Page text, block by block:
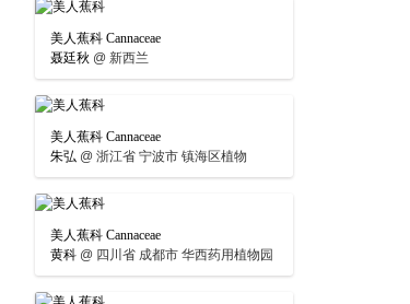
美人蕉科 Cannaceae
聂廷秋 @ 新西兰
美人蕉科 Cannaceae
朱弘 @ 浙江省 宁波市 镇海区植物
美人蕉科 Cannaceae
黄科 @ 四川省 成都市 华西药用植物园